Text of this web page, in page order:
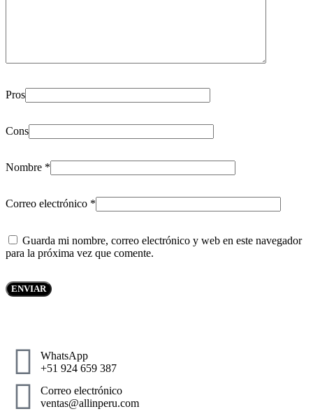
Pros
Cons
Nombre *
Correo electrónico *
Guarda mi nombre, correo electrónico y web en este navegador
para la próxima vez que comente.
WhatsApp
+51 924 659 387
Correo electrónico
ventas@allinperu.com